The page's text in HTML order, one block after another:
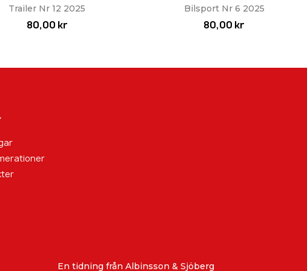
Snabbvy
Trailer Nr 12 2025
80,00 kr
Snabbvy
Bilsport Nr 6 2025
80,00 kr
En tidning från Albinsson & Sjöberg